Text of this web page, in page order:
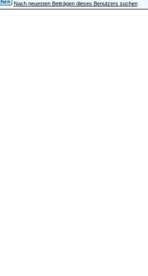
Nach neuesten Beiträgen dieses Benutzers suchen